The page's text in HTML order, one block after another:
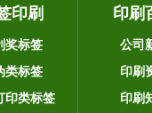
印刷
奖标签
类标签
印类标签
印刷
公司
印刷
印刷